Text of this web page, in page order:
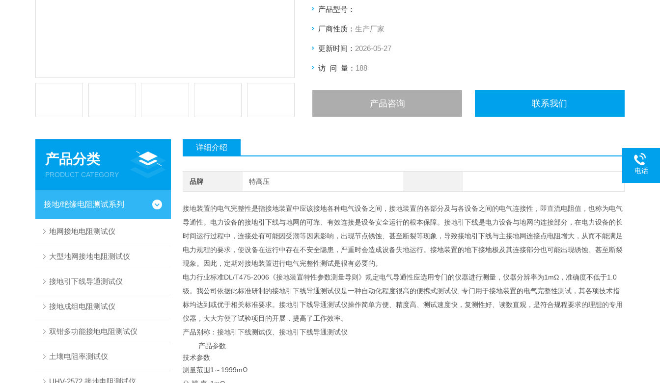
产品型号：
厂商性质： 生产厂家
更新时间： 2026-05-27
访 问 量： 188
产品咨询 联系我们
产品分类
PRODUCT CATEGORY
接地/绝缘电阻测试系列
地网接地电阻测试仪
大型地网接地电阻测试仪
接地引下线导通测试仪
接地成组电阻测试仪
双钳多功能接地电阻测试仪
土壤电阻率测试仪
UHV-2572 接地电阻测试仪
详细介绍
品牌 特高压
接地装置的电气完整性是指接地装置中应该接地各种电气设备之间，接地装置的各部分及与各设备之间的电气连接性，即直流电阻值，也称为电气
导通性。电力设备的接地引下线与地网的可靠、有效连接是设备安全运行的根本保障。接地引下线是电力设备与地网的连接部分，在电力设备的长
时间运行过程中，连接处有可能因受潮等因素影响，出现节点锈蚀、甚至断裂等现象，导致接地引下线与主接地网连接点电阻增大，从而不能满足
电力规程的要求，使设备在运行中存在不安全隐患，严重时会造成设备失地运行。接地装置的地下接地极及其连接部分也可能出现锈蚀、甚至断裂
现象。因此，定期对接地装置进行电气完整性测试是很有必要的。
电力行业标准DL/T475-2006《接地装置特性参数测量导则》规定电气导通性应选用专门的仪器进行测量，仪器分辨率为1mΩ，准确度不低于1.0
级。我公司依据此标准研制的接地引下线导通测试仪是一种自动化程度很高的便携式测试仪, 专门用于接地装置的电气完整性测试，其各项技术指
标均达到或优于相关标准要求。接地引下线导通测试仪操作简单方便、精度高、测试速度快，复测性好、读数直观，是符合规程要求的理想的专用
仪器，大大方便了试验项目的开展，提高了工作效率。
产品别称：接地引下线测试仪、接地引下线导通测试仪
产品参数
技术参数
测量范围1～1999mΩ
电话